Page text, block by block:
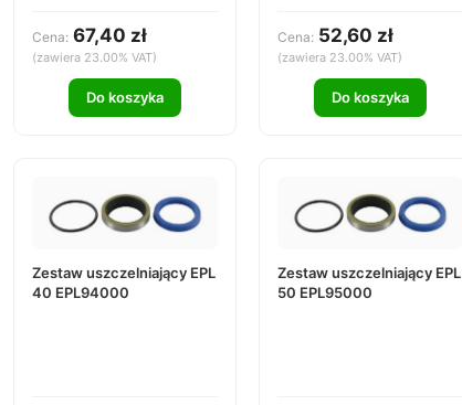
Cena: 67,40 zł
(zawiera 23.00% VAT)
Do koszyka
Cena: 52,60 zł
(zawiera 23.00% VAT)
Do koszyka
Zestaw uszczelniający EPL
40 EPL94000
Zestaw uszczelniający EPL
50 EPL95000